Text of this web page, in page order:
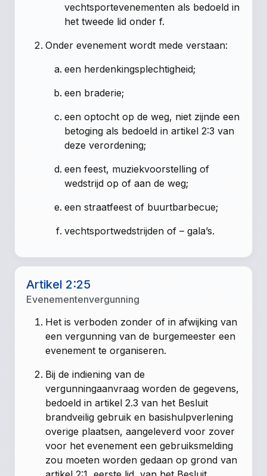
vechtsportevenementen als bedoeld in
het tweede lid onder f.
Onder evenement wordt mede verstaan:
een herdenkingsplechtigheid;
een braderie;
een optocht op de weg, niet zijnde een
betoging als bedoeld in artikel 2:3 van
deze verordening;
een feest, muziekvoorstelling of
wedstrijd op of aan de weg;
een straatfeest of buurtbarbecue;
vechtsportwedstrijden of – gala’s.
Artikel 2:25
Evenementenvergunning
Het is verboden zonder of in afwijking van
een vergunning van de burgemeester een
evenement te organiseren.
Bij de indiening van de
vergunningaanvraag worden de gegevens,
bedoeld in artikel 2.3 van het Besluit
brandveilig gebruik en basishulpverlening
overige plaatsen, aangeleverd voor zover
voor het evenement een gebruiksmelding
zou moeten worden gedaan op grond van